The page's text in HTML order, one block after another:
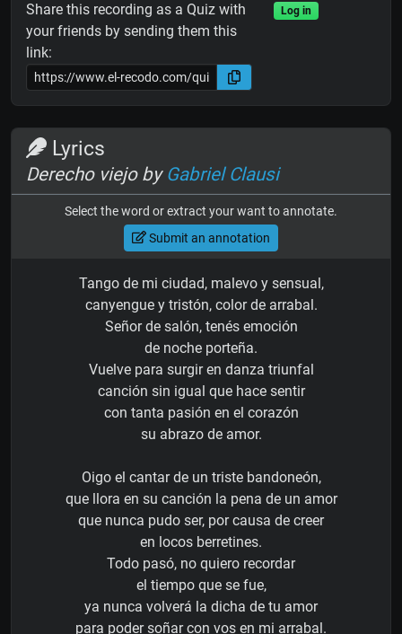
Share this recording as a Quiz with
your friends by sending them this
link:
Log in
Lyrics
Derecho viejo by Gabriel Clausi
Select the word or extract your want to annotate.
Submit an annotation
Tango de mi ciudad, malevo y sensual,
canyengue y tristón, color de arrabal.
Señor de salón, tenés emoción
de noche porteña.
Vuelve para surgir en danza triunfal
canción sin igual que hace sentir
con tanta pasión en el corazón
su abrazo de amor.
Oigo el cantar de un triste bandoneón,
que llora en su canción la pena de un amor
que nunca pudo ser, por causa de creer
en locos berretines.
Todo pasó, no quiero recordar
el tiempo que se fue,
ya nunca volverá la dicha de tu amor
para poder soñar con vos en mi arrabal.